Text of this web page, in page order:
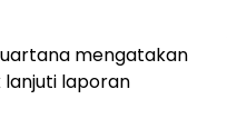
mengatakan
laporan